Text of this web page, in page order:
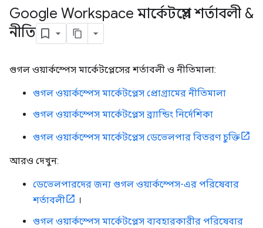
Google Workspace মার্কেটপ্লেস শর্তাবলী &
নীতি
গুগল ওয়ার্কস্পেস মার্কেটপ্লেসের শর্তাবলী ও নীতিমালা:
গুগল ওয়ার্কস্পেস মার্কেটপ্লেস প্রোগ্রামের নীতিমালা
গুগল ওয়ার্কস্পেস মার্কেটপ্লেস ব্র্যান্ডিং নির্দেশিকা
গুগল ওয়ার্কস্পেস মার্কেটপ্লেস ডেভেলপার বিতরণ চুক্তি
আরও দেখুন:
ডেভেলপারদের জন্য গুগল ওয়ার্কস্পেস-এর পরিষেবার
শর্তাবলী
।
গুগল ওয়ার্কস্পেস মার্কেটপ্লেস ব্যবহারকারীর পরিষেবার